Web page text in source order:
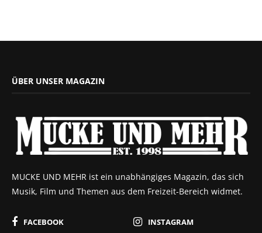
ÜBER UNSER MAGAZIN
MUCKE UND MEHR ist ein unabhängiges Magazin, das sich
Musik, Film und Themen aus dem Freizeit-Bereich widmet.
FACEBOOK
INSTAGRAM